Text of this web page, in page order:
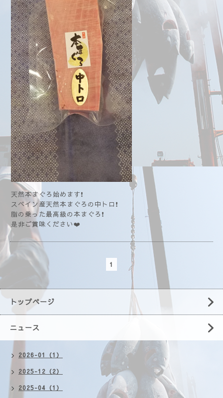
天然本まぐろ始めます❗
スペイン産天然本まぐろの中トロ❗
脂の乗った最高級の本まぐろ❗
是非ご賞味ください❤️
1
トップページ
ニュース
2026-01（1）
2025-12（2）
2025-04（1）